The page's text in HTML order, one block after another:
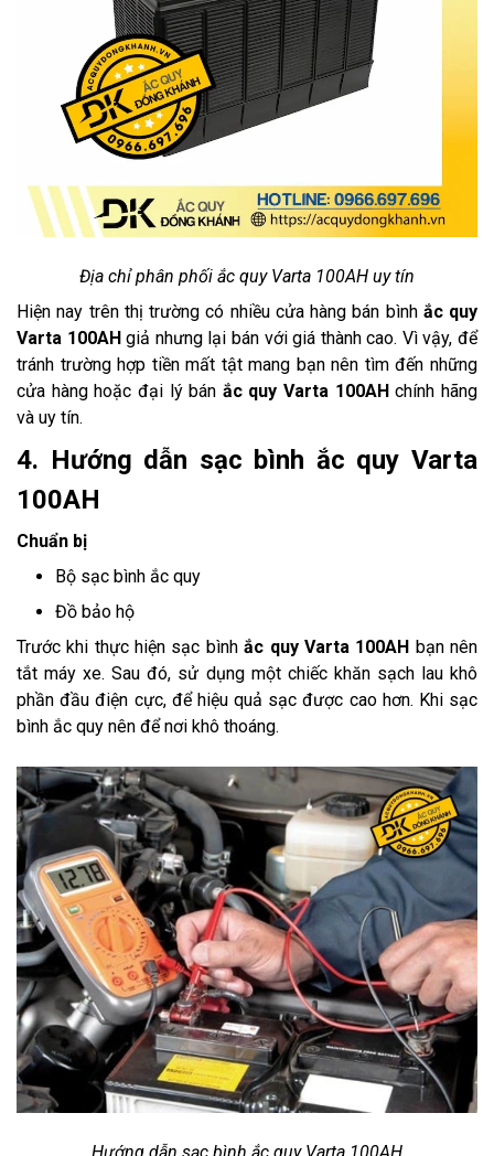
Địa chỉ phân phối ắc quy Varta 100AH uy tín
Hiện nay trên thị trường có nhiều cửa hàng bán bình ắc quy
Varta 100AH giả nhưng lại bán với giá thành cao. Vì vậy, để
tránh trường hợp tiền mất tật mang bạn nên tìm đến những
cửa hàng hoặc đại lý bán ắc quy Varta 100AH chính hãng
và uy tín.
4. Hướng dẫn sạc bình ắc quy Varta
100AH
Chuẩn bị
Bộ sạc bình ắc quy
Đồ bảo hộ
Trước khi thực hiện sạc bìnhắc quy Varta 100AH bạn nên
tắt máy xe. Sau đó, sử dụng một chiếc khăn sạch lau khô
phần đầu điện cực, để hiệu quả sạc được cao hơn. Khi sạc
bình ắc quy nên để nơi khô thoáng.